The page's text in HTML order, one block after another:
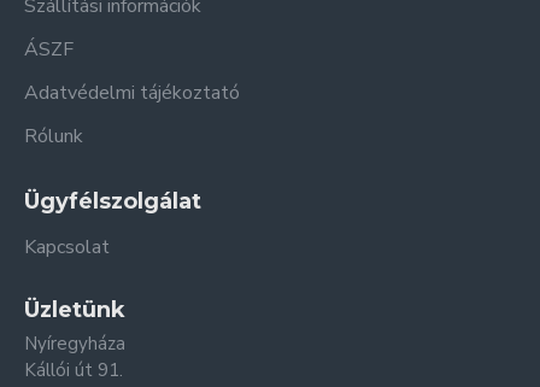
Szállítási információk
ÁSZF
Adatvédelmi tájékoztató
Rólunk
Ügyfélszolgálat
Kapcsolat
Üzletünk
Nyíregyháza
Kállói út 91.